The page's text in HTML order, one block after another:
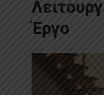
Έργο